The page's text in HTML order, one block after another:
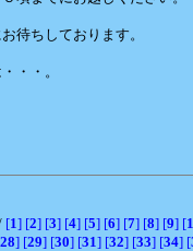
待ちしております。
・・。
[1] [2] [3] [4] [5] [6] [7] [8] [9] [
28] [29] [30] [31] [32] [33] [34] [